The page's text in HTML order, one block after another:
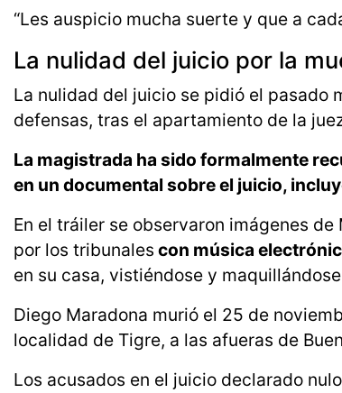
“Les auspicio mucha suerte y que a
La nulidad del juicio por la
La nulidad del juicio se pidió el pasado
defensas, tras el apartamiento de la
La magistrada ha sido formalmente
en un documental sobre el juicio,
En el tráiler se observaron imágenes
por los tribunales con música
en su casa, vistiéndose y
Diego Maradona murió el 25 de
localidad de Tigre, a las afueras de
Los acusados en el juicio declarado